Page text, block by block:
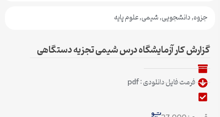
جزوه,دانشجویی,شیمی,علوم پایه
گزارش کار آزمایشگاه درس شیمی تجزیه دستگاهی
فرمت فایل دانلودی : pdf